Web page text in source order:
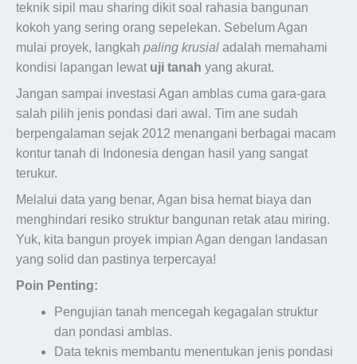
teknik sipil mau sharing dikit soal rahasia bangunan
kokoh yang sering orang sepelekan. Sebelum Agan
mulai proyek, langkah paling krusial adalah memahami
kondisi lapangan lewat uji tanah yang akurat.
Jangan sampai investasi Agan amblas cuma gara-gara
salah pilih jenis pondasi dari awal. Tim ane sudah
berpengalaman sejak 2012 menangani berbagai macam
kontur tanah di Indonesia dengan hasil yang sangat
terukur.
Melalui data yang benar, Agan bisa hemat biaya dan
menghindari resiko struktur bangunan retak atau miring.
Yuk, kita bangun proyek impian Agan dengan landasan
yang solid dan pastinya terpercaya!
Poin Penting:
Pengujian tanah mencegah kegagalan struktur
dan pondasi amblas.
Data teknis membantu menentukan jenis pondasi